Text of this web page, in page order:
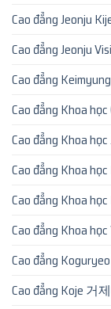
Cao đẳng Jeonju
Cao đẳng Jeonju
Cao đẳng
Cao đẳng Khoa
Cao đẳng Khoa
Cao đẳng Khoa
Cao đẳng Khoa
Cao đẳng Khoa
Cao đẳng
Cao đẳng Koje 거